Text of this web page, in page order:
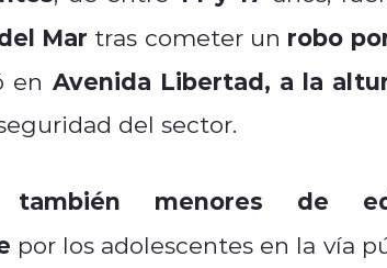
Mar tras cometer un robo
en Avenida Libertad, a la
del sector.
también menores de
por los adolescentes en la vía